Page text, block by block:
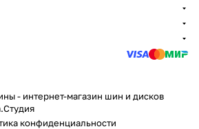
- интернет-магазин шин и дисков
конфиденциальности